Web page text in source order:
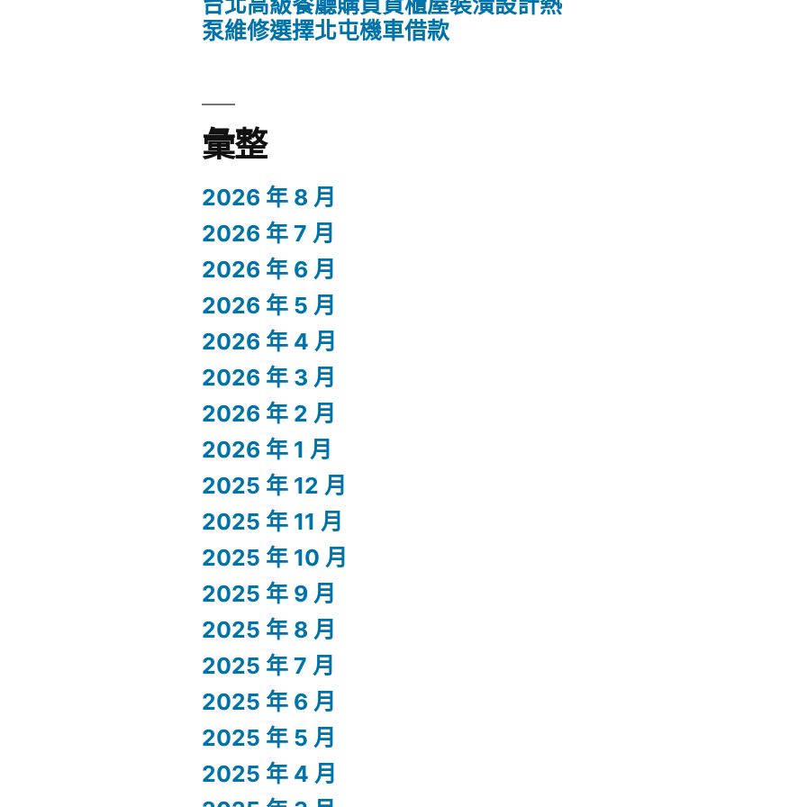
泵維修選擇北屯機車借款
彙整
2026 年 8 月
2026 年 7 月
2026 年 6 月
2026 年 5 月
2026 年 4 月
2026 年 3 月
2026 年 2 月
2026 年 1 月
2025 年 12 月
2025 年 11 月
2025 年 10 月
2025 年 9 月
2025 年 8 月
2025 年 7 月
2025 年 6 月
2025 年 5 月
2025 年 4 月